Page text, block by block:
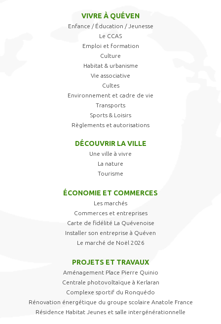
VIVRE À QUÉVEN
Enfance / Éducation / Jeunesse
Le CCAS
Emploi et formation
Culture
Habitat & urbanisme
Vie associative
Cultes
Environnement et cadre de vie
Transports
Sports & Loisirs
Règlements et autorisations
DÉCOUVRIR LA VILLE
Une ville à vivre
La nature
Tourisme
ÉCONOMIE ET COMMERCES
Les marchés
Commerces et entreprises
Carte de fidélité La Quévenoise
Installer son entreprise à Quéven
Le marché de Noël 2026
PROJETS ET TRAVAUX
Aménagement Place Pierre Quinio
Centrale photovoltaïque à Kerlaran
Complexe sportif du Ronquédo
Rénovation énergétique du groupe scolaire Anatole France
Résidence Habitat Jeunes et salle intergénérationnelle